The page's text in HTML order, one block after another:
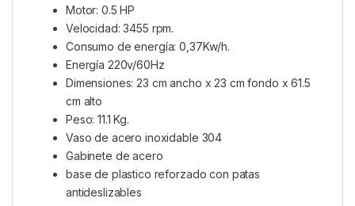
Motor: 0.5 HP
Velocidad: 3455 rpm.
Consumo de energía: 0,37Kw/h.
Energía 220v/60Hz
Dimensiones: 23 cm ancho x 23 cm fondo x 61.5
cm alto
Peso: 11.1 Kg.
Vaso de acero inoxidable 304
Gabinete de acero
base de plastico reforzado con patas
antideslizables